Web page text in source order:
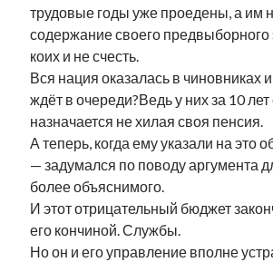
трудовые годы уже проедены, а им
содержание своего предвыборного
коих и не счесть.
Вся нация оказалась в чиновниках
ждёт в очереди?Ведь у них за 10
назначается не хилая своя пенсия.
А теперь, когда ему указали на это
— задумался по поводу аргумента
более объяснимого.
И этот отрицательный бюджет
его кончиной. Службы.
Но он и его управление вполне